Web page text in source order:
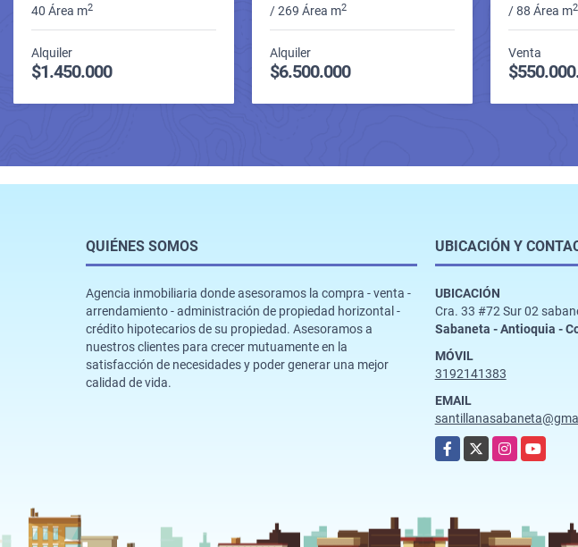
40 Área m2
Alquiler
$1.450.000
/ 269 Área m2
Alquiler
$6.500.000
/ 88 Área m2
Venta
QUIÉNES SOMOS
Agencia inmobiliaria donde asesoramos la compra - venta -
arrendamiento - administración de propiedad horizontal -
crédito hipotecarios de su propiedad. Asesoramos a
nuestros clientes para crecer mutuamente en la
satisfacción de necesidades y poder generar una mejor
calidad de vida.
UBICACIÓN Y
UBICACIÓN
Cra. 33 #72 Sur 02
Sabaneta - Antioquia -
MÓVIL
3192141383
EMAIL
Facebook
X InstagramYouTube